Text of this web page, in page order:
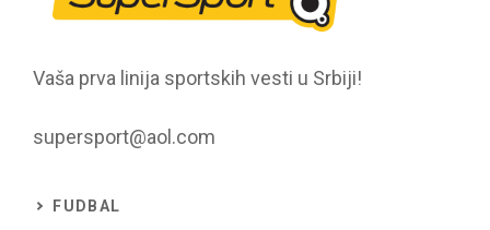
Vaša prva linija sportskih vesti u Srbiji!
supersport@aol.com
FUDBAL